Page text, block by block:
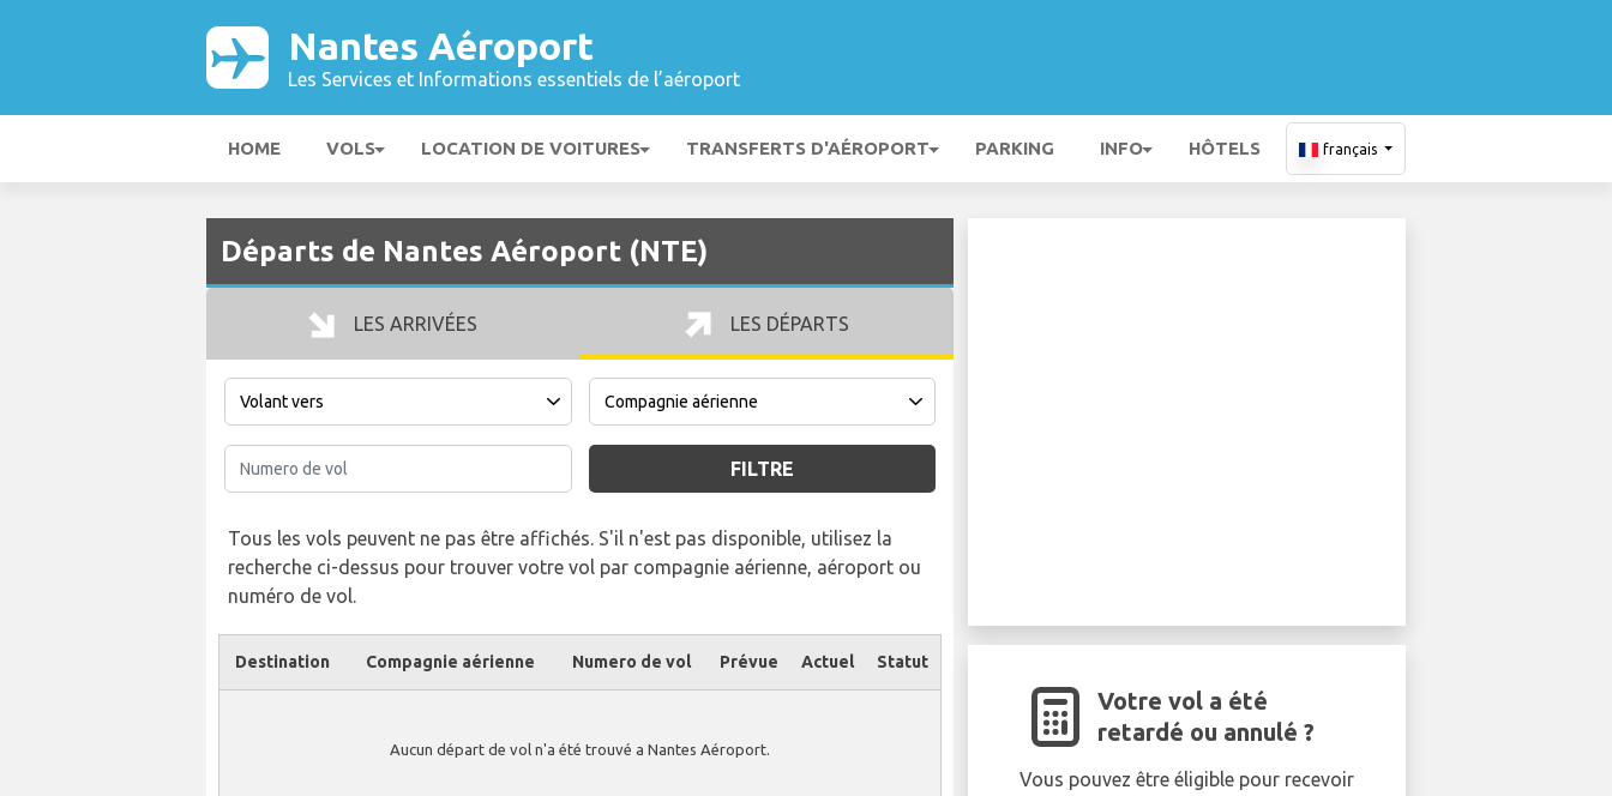
Nantes Aéroport
Les Services et Informations essentiels de l’aéroport
HOME VOLS LOCATION DE VOITURES TRANSFERTS D'AÉROPORT PARKING INFO HÔTELS français
Départs de Nantes Aéroport (NTE)
LES ARRIVÉES LES DÉPARTS
FILTRE
Tous les vols peuvent ne pas être affichés. S'il n'est pas disponible, utilisez la
recherche ci-dessus pour trouver votre vol par compagnie aérienne, aéroport ou
numéro de vol.
Destination Compagnie aérienne Numero de vol Prévue Actuel Statut
Aucun départ de vol n'a été trouvé a Nantes Aéroport.
Votre vol a été
retardé ou annulé ?
Vous pouvez être éligible pour recevoir